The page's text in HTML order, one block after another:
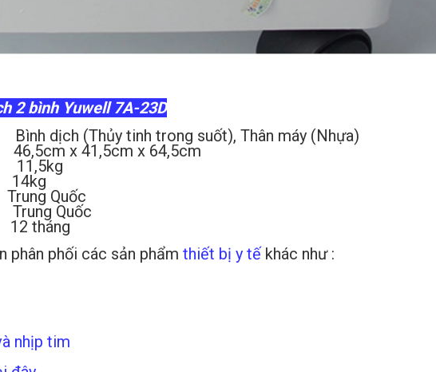
2 bình Yuwell 7A-23D
tinh trong suốt), Thân máy (Nhựa)
41,5cm x 64,5cm
Quốc
Quốc
phân phối các sản phẩm thiết bị y tế khác như :
nhịp tim